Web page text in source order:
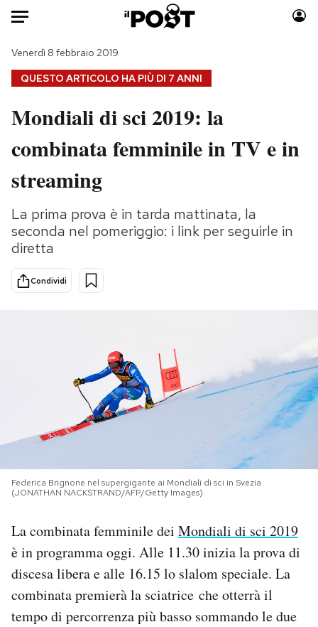
HOME
Italia
Politica
Tecnologia
Scienza
Sport
Moda
Consumismi
Media
Europa
NEWSLETTER
I MIEI PREFERITI
SHOP
CALENDARIO
AREA PERSONALE
Area Personale
QUESTO ARTICOLO HA PIÙ DI 7 ANNI
Venerdì 8 febbraio 2019
Mondiali di sci 2019: la
combinata femminile in TV e in
streaming
La prima prova è in tarda mattinata, la
seconda nel pomeriggio: i link per seguirle in
diretta
Condividi
Federica Brignone nel supergigante ai Mondiali di sci in Svezia
(JONATHAN NACKSTRAND/AFP/Getty Images)
La combinata femminile dei Mondiali di sci 2019
è in programma oggi. Alle 11.30 inizia la prova di
discesa libera e alle 16.15 lo slalom speciale. La
combinata premierà la sciatrice che otterrà il
tempo di percorrenza più basso sommando le due